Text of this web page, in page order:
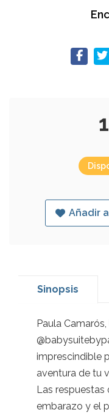
Añadir
Sinopsis
Paula
imprescindible
aventura de tu
Las respuestas
embarazo y el